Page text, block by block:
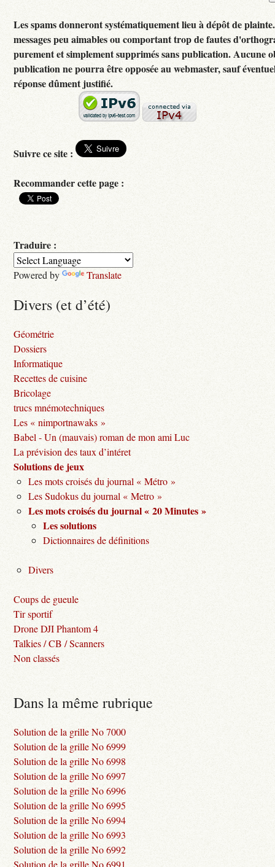
Les spams donneront systématiquement lieu à dépôt de
messages peu aimables ou comportant trop de fautes
purement et simplement supprimés sans publication. Aucune
publication ne pourra être opposée au webmaster, sauf
réponse dûment justifié.
Suivre ce site :
Recommander cette page :
Traduire :
Powered by Translate
Divers (et d’été)
Géométrie
Dossiers
Informatique
Recettes de cuisine
Bricolage
trucs mnémotechniques
Les « nimportnawaks »
Babel - Un (mauvais) roman de mon ami Luc
La prévision des taux d’intéret
Solutions de jeux
Les mots croisés du journal « Métro »
Les Sudokus du journal « Metro »
Les mots croisés du journal « 20 Minutes »
Les solutions
Dictionnaires de définitions
Divers
Coups de gueule
Tir sportif
Drone DJI Phantom 4
Talkies / CB / Scanners
Non classés
Dans la même rubrique
Solution de la grille No 7000
Solution de la grille No 6999
Solution de la grille No 6998
Solution de la grille No 6997
Solution de la grille No 6996
Solution de la grille No 6995
Solution de la grille No 6994
Solution de la grille No 6993
Solution de la grille No 6992